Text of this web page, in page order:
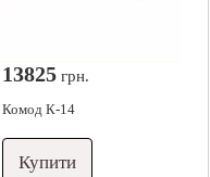
13825 грн.
Комод К-14
Купити